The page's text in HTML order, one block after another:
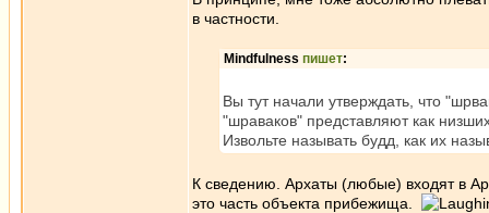
в частности.
Mindfulness пишет:
Вы тут начали утверждать, что
"шраваков" представляют как
Извольте называть будд, как их
К сведению. Архаты (любые) входят в
это часть объекта прибежища.